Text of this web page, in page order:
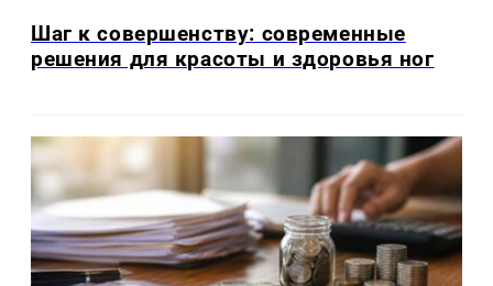
Шаг к совершенству: современные
решения для красоты и здоровья ног